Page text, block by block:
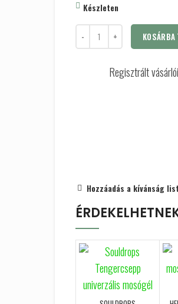
Készleten
KOSÁRBA
Regisztrált
Hozzáadás a kívánság